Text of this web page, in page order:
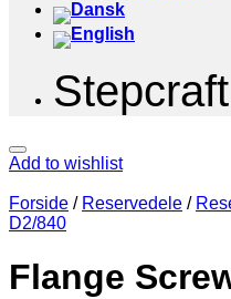
Add to wishlist
Forside / Reservedele /
D2/840
Flange